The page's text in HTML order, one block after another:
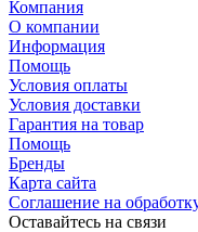
Компания
О компании
Информация
Помощь
Условия оплаты
Условия доставки
Гарантия на товар
Помощь
Бренды
Карта сайта
Соглашение на
Оставайтесь на связи